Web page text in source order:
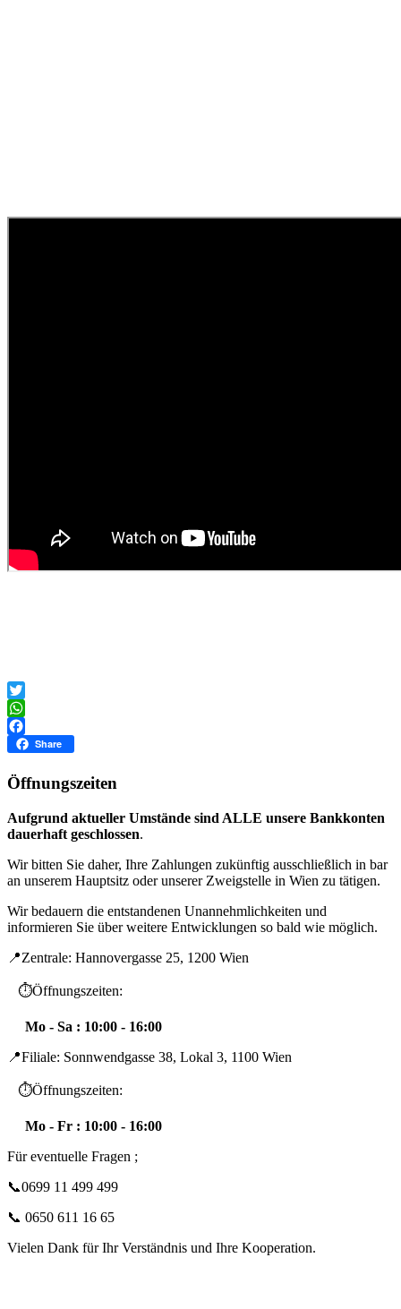
Twitter
WhatsApp
Facebook
Share
Öffnungszeiten
Aufgrund aktueller Umstände sind ALLE unsere Bankkonten
dauerhaft geschlossen.
Wir bitten Sie daher, Ihre Zahlungen zukünftig ausschließlich in bar
an unserem Hauptsitz oder unserer Zweigstelle in Wien zu tätigen.
Wir bedauern die entstandenen Unannehmlichkeiten und
informieren Sie über weitere Entwicklungen so bald wie möglich.
📍Zentrale: Hannovergasse 25, 1200 Wien
⏱️Öffnungszeiten:
Mo - Sa : 10:00 - 16:00
📍Filiale: Sonnwendgasse 38, Lokal 3, 1100 Wien
⏱️Öffnungszeiten:
Mo - Fr : 10:00 - 16:00
Für eventuelle Fragen ;
📞0699 11 499 499
📞 0650 611 16 65
Vielen Dank für Ihr Verständnis und Ihre Kooperation.